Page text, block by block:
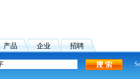
产品 企业 招聘